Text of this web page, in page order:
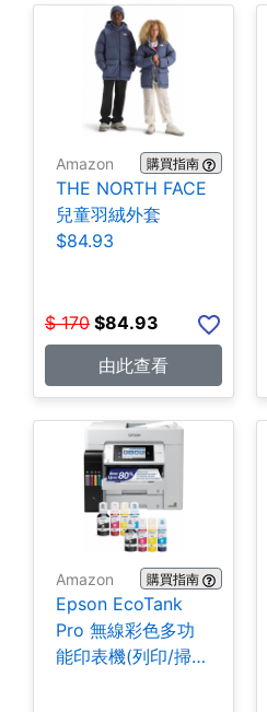
Amazon 購買指南
THE NORTH FACE
兒童羽絨外套
$84.93
$ 170 $84.93
由此查看
Amazon 購買指南
Epson EcoTank
Pro 無線彩色多功
能印表機(列印/掃